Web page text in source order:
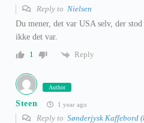
Reply to Nielsen
Du mener, det var USA selv, der
ikke det var.
1
Reply
Author
Steen 1 year ago
Reply to Sønderjysk Kaffebord